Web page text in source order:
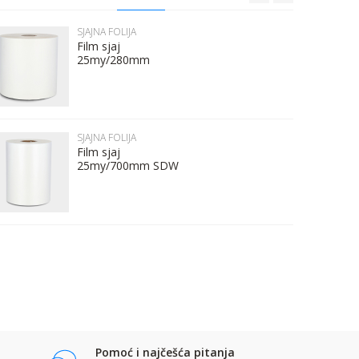
SJAJNA FOLIJA
Film sjaj
25my/280mm
SJAJNA FOLIJA
Film sjaj
25my/700mm SDW
Pomoć i najčešća pitanja